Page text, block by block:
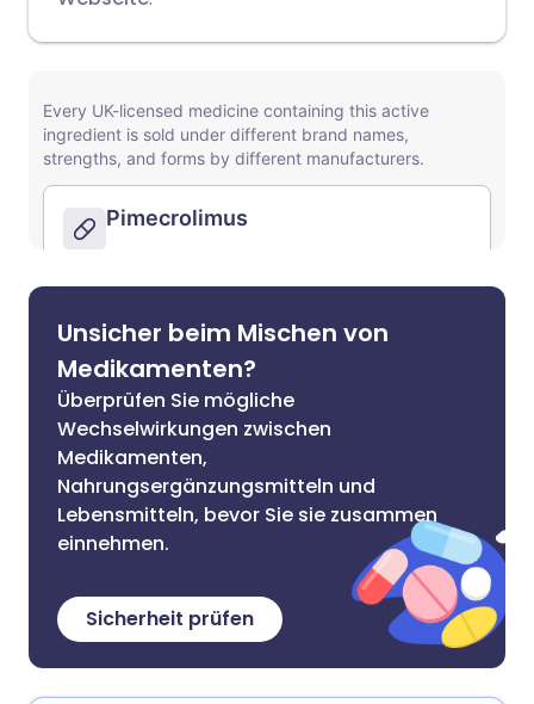
Unsicher beim Mischen von
Medikamenten?
Überprüfen Sie mögliche
Wechselwirkungen zwischen
Medikamenten,
Nahrungsergänzungsmitteln und
Lebensmitteln, bevor Sie sie zusammen
einnehmen.
Sicherheit prüfen